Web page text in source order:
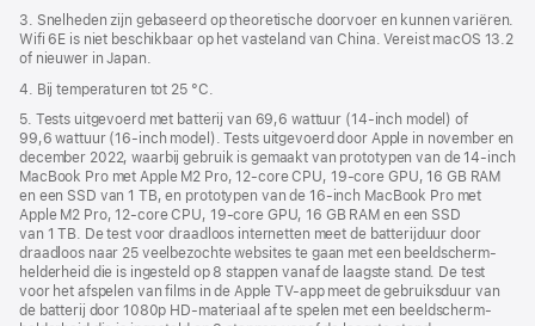
3. Snelheden zijn gebaseerd op theoretische doorvoer en kunnen variëren.
Wifi 6E is niet beschikbaar op het vasteland van China. Vereist macOS 13.2
of nieuwer in Japan.
4. Bij temperaturen tot 25 °C.
5. Tests uitgevoerd met batterij van 69,6 wattuur (14‑inch model) of
99,6 wattuur (16‑inch model). Tests uitgevoerd door Apple in november en
december 2022, waarbij gebruik is gemaakt van prototypen van de 14‑inch
MacBook Pro met Apple M2 Pro, 12‑core CPU, 19‑core GPU, 16 GB RAM
en een SSD van 1 TB, en prototypen van de 16‑inch MacBook Pro met
Apple M2 Pro, 12‑core CPU, 19‑core GPU, 16 GB RAM en een SSD
van 1 TB. De test voor draadloos internetten meet de batterijduur door
draadloos naar 25 veelbezochte websites te gaan met een beeldscherm­
helderheid die is ingesteld op 8 stappen vanaf de laagste stand. De test
voor het afspelen van films in de Apple TV-app meet de gebruiksduur van
de batterij door 1080p HD-materiaal af te spelen met een beeldscherm­